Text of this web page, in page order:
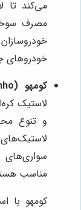
می‌کند تا
مصرف
خودروهای
کومهو (Kumho):
لاستیک
و تنوع
مناسب
کومهو با